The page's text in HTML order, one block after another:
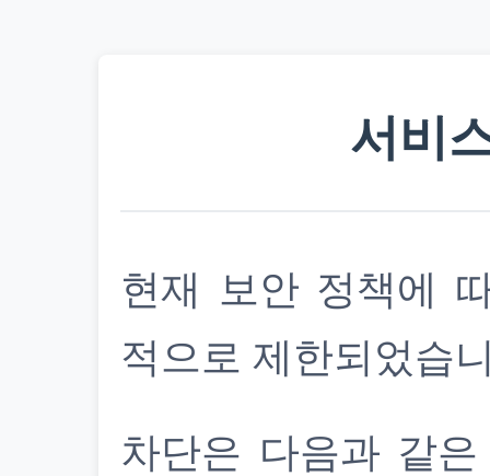
서비
현재 보안 정책에
적으로 제한되었습
차단은 다음과 같